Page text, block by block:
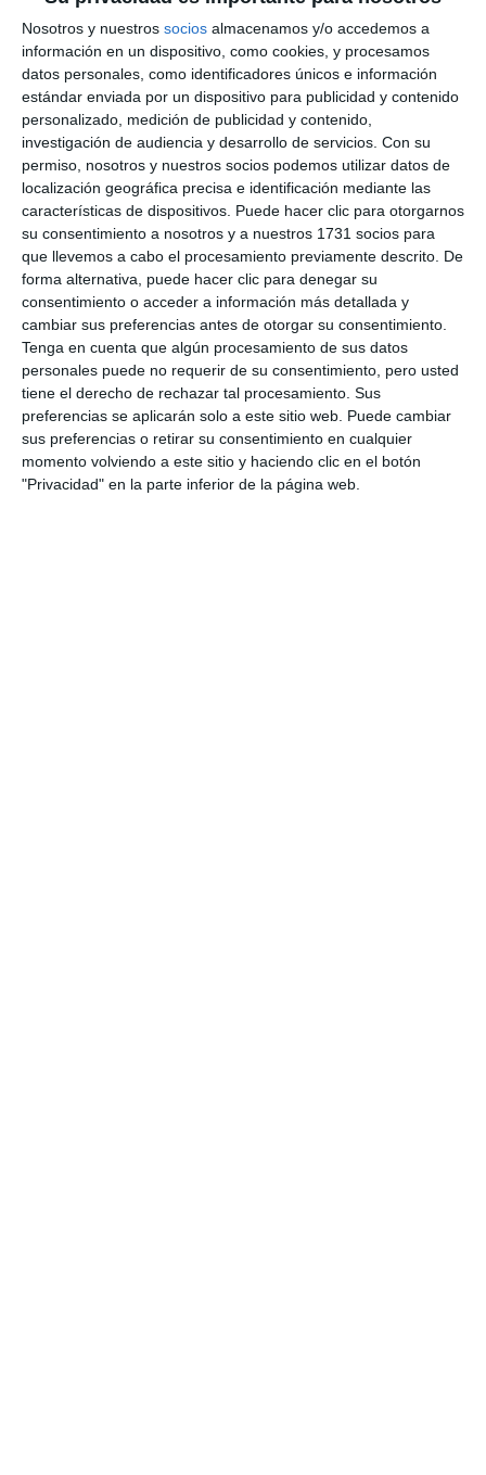
Nosotros y nuestros socios almacenamos y/o accedemos a
información en un dispositivo, como cookies, y procesamos
datos personales, como identificadores únicos e información
estándar enviada por un dispositivo para publicidad y contenido
personalizado, medición de publicidad y contenido,
investigación de audiencia y desarrollo de servicios. Con su
permiso, nosotros y nuestros socios podemos utilizar datos de
localización geográfica precisa e identificación mediante las
características de dispositivos. Puede hacer clic para otorgarnos
su consentimiento a nosotros y a nuestros 1731 socios para
que llevemos a cabo el procesamiento previamente descrito. De
forma alternativa, puede hacer clic para denegar su
consentimiento o acceder a información más detallada y
cambiar sus preferencias antes de otorgar su consentimiento.
Tenga en cuenta que algún procesamiento de sus datos
personales puede no requerir de su consentimiento, pero usted
tiene el derecho de rechazar tal procesamiento. Sus
preferencias se aplicarán solo a este sitio web. Puede cambiar
sus preferencias o retirar su consentimiento en cualquier
momento volviendo a este sitio y haciendo clic en el botón
"Privacidad" en la parte inferior de la página web.